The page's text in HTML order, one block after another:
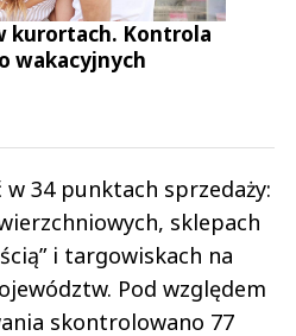
kurortach. Kontrola
wakacyjnych
34 punktach sprzedaży:
sklepach
i targowiskach na
Pod względem
skontrolowano 77